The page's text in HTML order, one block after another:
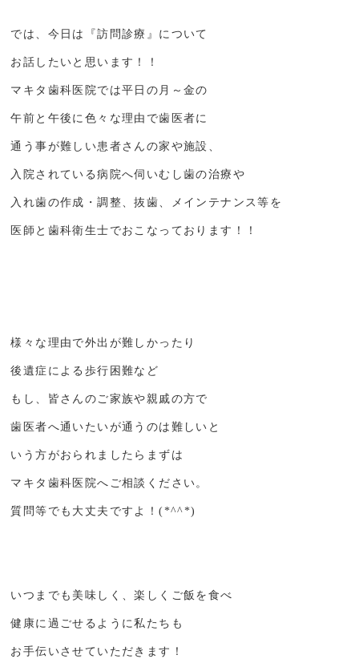
では、今日は『訪問診療』について
お話したいと思います！！
マキタ歯科医院では平日の月～金の
午前と午後に色々な理由で歯医者に
通う事が難しい患者さんの家や施設、
入院されている病院へ伺いむし歯の治療や
入れ歯の作成・調整、抜歯、メインテナンス等を
医師と歯科衛生士でおこなっております！！
様々な理由で外出が難しかったり
後遺症による歩行困難など
もし、皆さんのご家族や親戚の方で
歯医者へ通いたいが通うのは難しいと
いう方がおられましたらまずは
マキタ歯科医院へご相談ください。
質問等でも大丈夫ですよ！(*^^*)
いつまでも美味しく、楽しくご飯を食べ
健康に過ごせるように私たちも
お手伝いさせていただきます！